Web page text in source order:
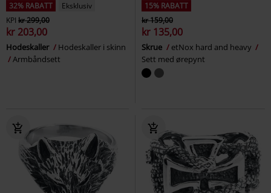
32% RABATT
Eksklusiv
KPI kr 299,00
kr 203,00
Hodeskaller
Hodeskaller i skinn
Armbåndsett
15% RABATT
kr 159,00
kr 135,00
Skrue
etNox hard and heavy
Sett med ørepynt